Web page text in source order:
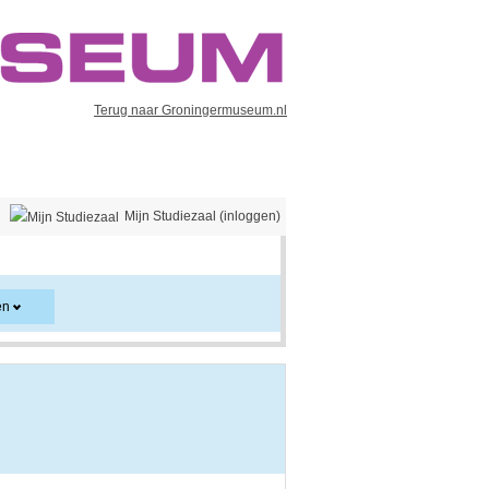
Terug naar Groningermuseum.nl
Mijn Studiezaal (inloggen)
kan ook aanwijzingen voor het gebruik